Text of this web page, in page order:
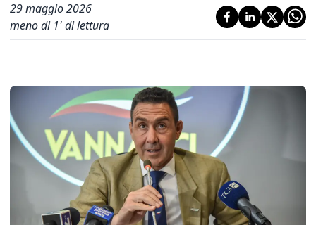
29 maggio 2026
meno di 1' di lettura